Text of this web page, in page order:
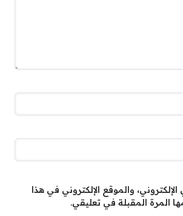
والموقع الإلكتروني في هذا
المرة المقبلة في تعليقي.